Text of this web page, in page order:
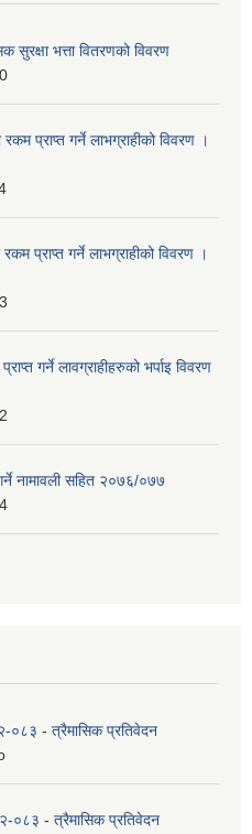
भत्ता वितरणको विवरण
प्राप्त गर्ने लाभग्राहीको विवरण ।
प्राप्त गर्ने लाभग्राहीको विवरण ।
गर्ने लावग्राहीहरुको भर्पाइ विवरण
नामावली सहित २०७६/०७७
०८३ - त्रैमासिक प्रतिवेदन
०८३ - त्रैमासिक प्रतिवेदन